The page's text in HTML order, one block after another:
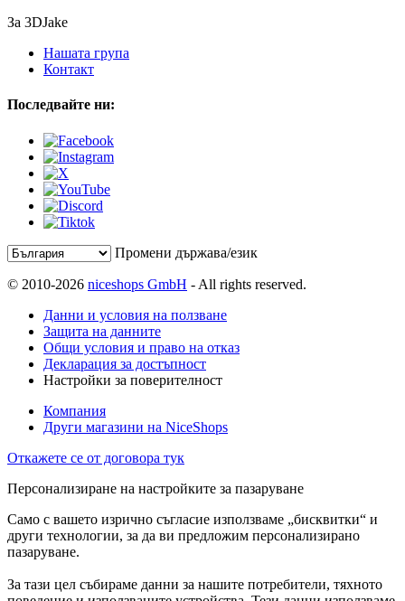
За 3DJake
Нашата група
Контакт
Последвайте ни:
Промени държава/език
© 2010-2026 niceshops GmbH - All rights reserved.
Данни и условия на ползване
Защита на данните
Общи условия и право на отказ
Декларация за достъпност
Настройки за поверителност
Компания
Други магазини на NiceShops
Откажете се от договора тук
Персонализиране на настройките за пазаруване
Само с вашето изрично съгласие използваме „бисквитки“ и
други технологии, за да ви предложим персонализирано
пазаруване.
За тази цел събираме данни за нашите потребители, тяхното